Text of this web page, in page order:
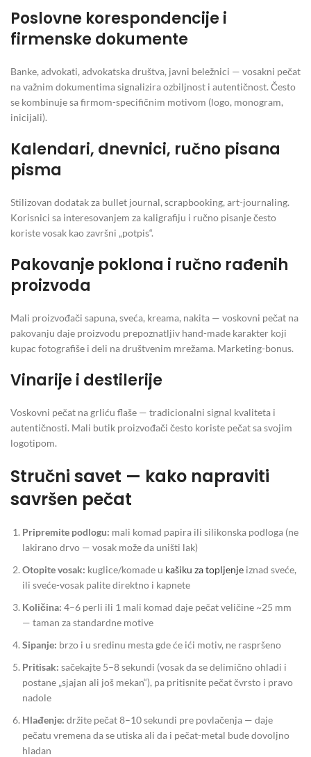
Poslovne korespondencije i
firmenske dokumente
Banke, advokati, advokatska društva, javni beležnici — vosakni pečat
na važnim dokumentima signalizira ozbiljnost i autentičnost. Često
se kombinuje sa firmom-specifičnim motivom (logo, monogram,
inicijali).
Kalendari, dnevnici, ručno pisana
pisma
Stilizovan dodatak za bullet journal, scrapbooking, art-journaling.
Korisnici sa interesovanjem za kaligrafiju i ručno pisanje često
koriste vosak kao završni „potpis“.
Pakovanje poklona i ručno rađenih
proizvoda
Mali proizvođači sapuna, sveća, kreama, nakita — voskovni pečat na
pakovanju daje proizvodu prepoznatljiv hand-made karakter koji
kupac fotografiše i deli na društvenim mrežama. Marketing-bonus.
Vinarije i destilerije
Voskovni pečat na grliću flaše — tradicionalni signal kvaliteta i
autentičnosti. Mali butik proizvođači često koriste pečat sa svojim
logotipom.
Stručni savet — kako napraviti
savršen pečat
Pripremite podlogu: mali komad papira ili silikonska podloga (ne
lakirano drvo — vosak može da uništi lak)
Otopite vosak: kuglice/komade u kašiku za topljenje iznad sveće,
ili sveće-vosak palite direktno i kapnete
Količina: 4–6 perli ili 1 mali komad daje pečat veličine ~25 mm
— taman za standardne motive
Sipanje: brzo i u sredinu mesta gde će ići motiv, ne raspršeno
Pritisak: sačekajte 5–8 sekundi (vosak da se delimično ohladi i
postane „sjajan ali još mekan“), pa pritisnite pečat čvrsto i pravo
nadole
Hlađenje: držite pečat 8–10 sekundi pre povlačenja — daje
pečatu vremena da se utiska ali da i pečat-metal bude dovoljno
hladan